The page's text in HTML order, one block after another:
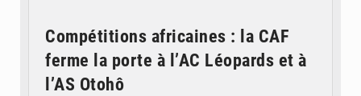
Compétitions africaines : la CAF
ferme la porte à l’AC Léopards et à
l’AS Otohô